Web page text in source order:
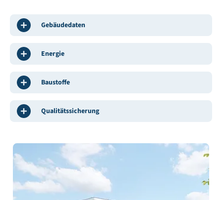
Gebäudedaten
Energie
Baustoffe
Qualitätssicherung